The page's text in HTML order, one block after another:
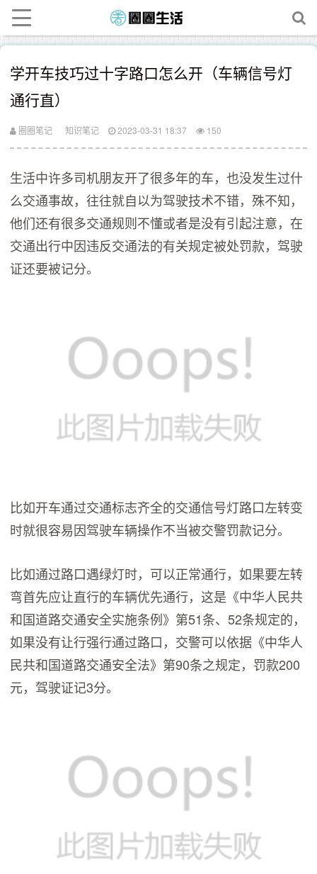
学开车技巧过十字路口怎么开（车辆信号灯
通行直）
圈圈笔记 知识笔记 2023-03-31 18:37 150
生活中许多司机朋友开了很多年的车，也没发生过什
么交通事故，往往就自以为驾驶技术不错，殊不知，
他们还有很多交通规则不懂或者是没有引起注意，在
交通出行中因违反交通法的有关规定被处罚款，驾驶
证还要被记分。
比如开车通过交通标志齐全的交通信号灯路口左转变
时就很容易因驾驶车辆操作不当被交警罚款记分。
比如通过路口遇绿灯时，可以正常通行，如果要左转
弯首先应让直行的车辆优先通行，这是《中华人民共
和国道路交通安全实施条例》第51条、52条规定的，
如果没有让行强行通过路口，交警可以依据《中华人
民共和国道路交通安全法》第90条之规定，罚款200
元，驾驶证记3分。